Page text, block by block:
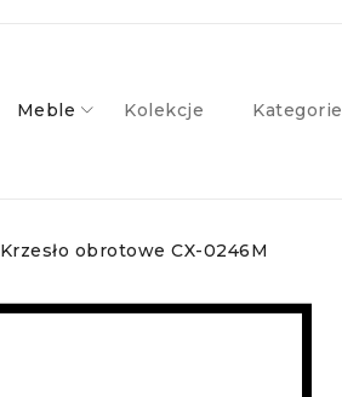
Meble Kolekcje Kategorie
Krzesło obrotowe CX-0246M